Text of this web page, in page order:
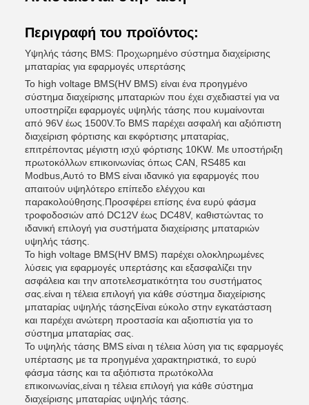
Περιγραφή του προϊόντος:
Υψηλής τάσης BMS: Προχωρημένο σύστημα διαχείρισης
μπαταρίας για εφαρμογές υπερτάσης
Το high voltage BMS(HV BMS) είναι ένα προηγμένο
σύστημα διαχείρισης μπαταριών που έχει σχεδιαστεί για να
υποστηρίζει εφαρμογές υψηλής τάσης που κυμαίνονται
από 96V έως 1500V.Το BMS παρέχει ασφαλή και αξιόπιστη
διαχείριση φόρτισης και εκφόρτισης μπαταρίας,
επιτρέποντας μέγιστη ισχύ φόρτισης 10KW. Με υποστήριξη
πρωτοκόλλων επικοινωνίας όπως CAN, RS485 και
Modbus,Αυτό το BMS είναι ιδανικό για εφαρμογές που
απαιτούν υψηλότερο επίπεδο ελέγχου και
παρακολούθησης.Προσφέρει επίσης ένα ευρύ φάσμα
τροφοδοσιών από DC12V έως DC48V, καθιστώντας το
ιδανική επιλογή για συστήματα διαχείρισης μπαταριών
υψηλής τάσης.
Το high voltage BMS(HV BMS) παρέχει ολοκληρωμένες
λύσεις για εφαρμογές υπερτάσης και εξασφαλίζει την
ασφάλεια και την αποτελεσματικότητα του συστήματος
σας.είναι η τέλεια επιλογή για κάθε σύστημα διαχείρισης
μπαταρίας υψηλής τάσηςΕίναι εύκολο στην εγκατάσταση
και παρέχει ανώτερη προστασία και αξιοπιστία για το
σύστημα μπαταρίας σας.
Το υψηλής τάσης BMS είναι η τέλεια λύση για τις εφαρμογές
υπέρτασης με τα προηγμένα χαρακτηριστικά, το ευρύ
φάσμα τάσης και τα αξιόπιστα πρωτόκολλα
επικοινωνίας,είναι η τέλεια επιλογή για κάθε σύστημα
διαχείρισης μπαταρίας υψηλής τάσης.